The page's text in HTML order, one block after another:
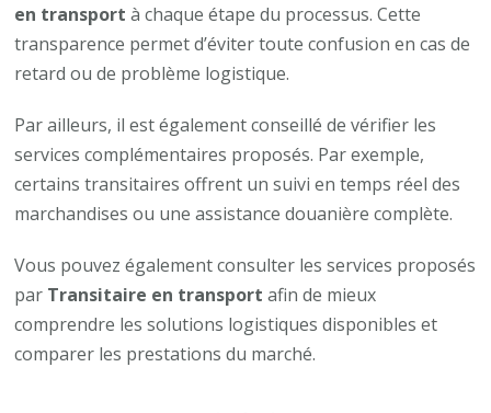
en transport à chaque étape du processus. Cette
transparence permet d’éviter toute confusion en cas de
retard ou de problème logistique.
Par ailleurs, il est également conseillé de vérifier les
services complémentaires proposés. Par exemple,
certains transitaires offrent un suivi en temps réel des
marchandises ou une assistance douanière complète.
Vous pouvez également consulter les services proposés
par Transitaire en transport afin de mieux
comprendre les solutions logistiques disponibles et
comparer les prestations du marché.